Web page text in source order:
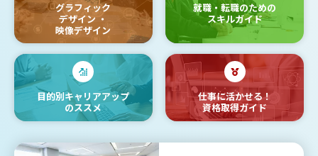
グラフィック
デザイン・
映像デザイン
就職・転職のための
スキルガイド
目的別キャリアアップ
のススメ
仕事に活かせる！
資格取得ガイド